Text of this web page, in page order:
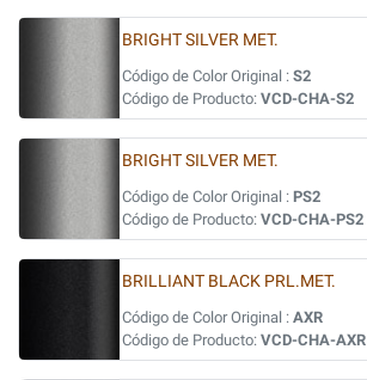
BRIGHT SILVER MET.
Código de Color Original : S2
Código de Producto: VCD-CHA-S2
BRIGHT SILVER MET.
Código de Color Original : PS2
Código de Producto: VCD-CHA-PS2
BRILLIANT BLACK PRL.MET.
Código de Color Original : AXR
Código de Producto: VCD-CHA-AXR